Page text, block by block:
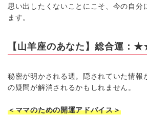
思い出したくないことにこそ、今の自分
ます。
【山羊座のあなた】総合運
秘密が明かされる週。隠されていた情報
の疑問が解消されるかもしれません。
＜ママのための開運アドバイス＞